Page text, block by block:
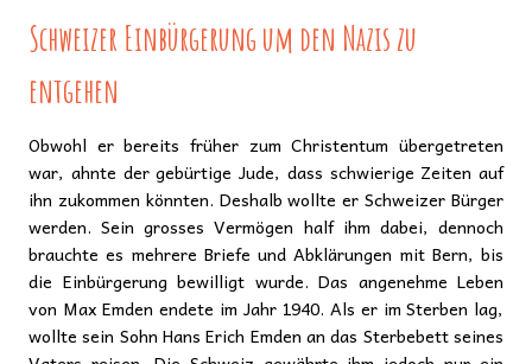
Schweizer Einbürgerung um den Nazis zu
entgehen
Obwohl er bereits früher zum Christentum übergetreten
war, ahnte der gebürtige Jude, dass schwierige Zeiten auf
ihn zukommen könnten. Deshalb wollte er Schweizer Bürger
werden. Sein grosses Vermögen half ihm dabei, dennoch
brauchte es mehrere Briefe und Abklärungen mit Bern, bis
die Einbürgerung bewilligt wurde. Das angenehme Leben
von Max Emden endete im Jahr 1940. Als er im Sterben lag,
wollte sein Sohn Hans Erich Emden an das Sterbebett seines